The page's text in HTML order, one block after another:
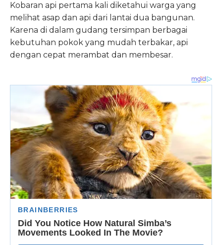
Kobaran api pertama kali diketahui warga yang
melihat asap dan api dari lantai dua bangunan.
Karena di dalam gudang tersimpan berbagai
kebutuhan pokok yang mudah terbakar, api
dengan cepat merambat dan membesar.